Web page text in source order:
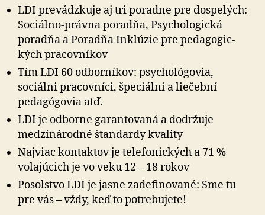
LDI prevádzkuje aj tri poradne pre dospelých:
Sociálno-právna poradňa, Psychologická
poradňa a Po­rad­ňa In­klú­zie pre pe­da­go­gic­
kých pracovníkov
Tím LDI 60 odborníkov: psychológovia,
sociálni pracovníci, špeciálni a liečební
pedagógovia atď.
LDI je odborne garantovaná a dodržuje
medzinárodné štandardy kvality
Najviac kontaktov je telefonických a 71 %
volajúcich je vo veku 12 – 18 rokov
Posolstvo LDI je jasne zadefinované: Sme tu
pre vás – vždy, keď to potrebujete!